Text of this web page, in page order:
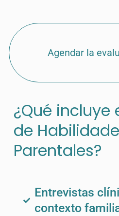
Agendar la
¿Qué incluye
de
Parentales?
Entrevistas
contexto